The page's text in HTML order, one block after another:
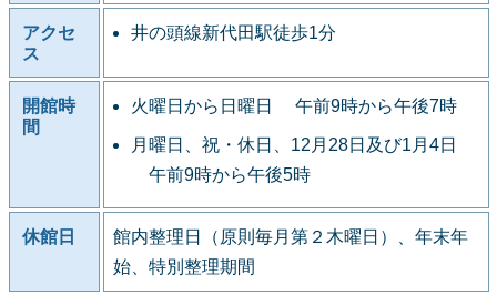
アクセ
ス
井の頭線新代田駅徒歩1分
開館時
間
火曜日から日曜日 午前9時から午後7時
月曜日、祝・休日、12月28日及び1月4日
午前9時から午後5時
休館日
館内整理日（原則毎月第２木曜日）、年末年
始、特別整理期間